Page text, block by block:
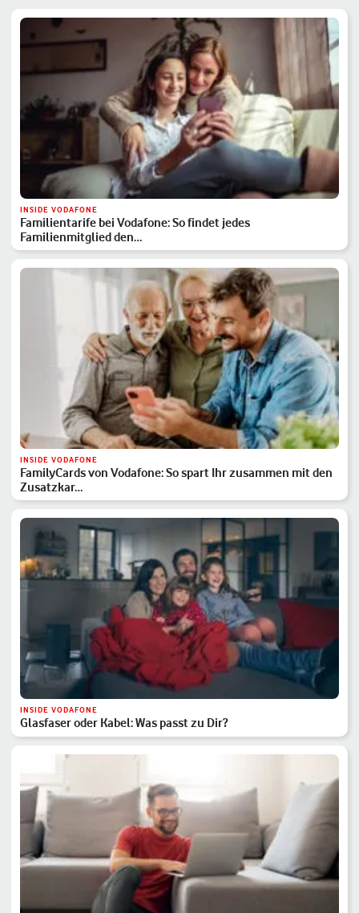
INSIDE VODAFONE
Familientarife bei Vodafone: So findet jedes
Familienmitglied den…
INSIDE VODAFONE
FamilyCards von Vodafone: So spart Ihr zusammen mit den
Zusatzkar…
INSIDE VODAFONE
Glasfaser oder Kabel: Was passt zu Dir?